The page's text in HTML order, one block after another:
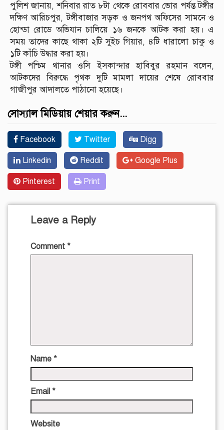
পুলিশ জানায়, শনিবার রাত ৮টা থেকে রোববার ভোর পর্যন্ত টঙ্গীর
দক্ষিণ আরিচপুর, টঙ্গীবাজার সড়ক ও জনপথ অফিসের সামনে ও
হোন্ডা রোডে অভিযান চালিয়ে ১৬ জনকে আটক করা হয়। এ
সময় তাদের কাছে থাকা ২টি সুইচ গিয়ার, ৪টি ধারালো চাকু ও
১টি কাঁচি উদ্ধার করা হয়।
টঙ্গী পশ্চিম থানার ওসি ইসকান্দার হাবিবুর রহমান বলেন,
আটকদের বিরুদ্ধে পৃথক দুটি মামলা দায়ের শেষে রোববার
গাজীপুর আদালতে পাঠানো হয়েছে।
সোস্যাল মিডিয়ায় শেয়ার করুন...
Facebook Twitter Digg
Linkedin Reddit Google Plus
Pinterest Print
Leave a Reply
Comment *
Name *
Email *
Website